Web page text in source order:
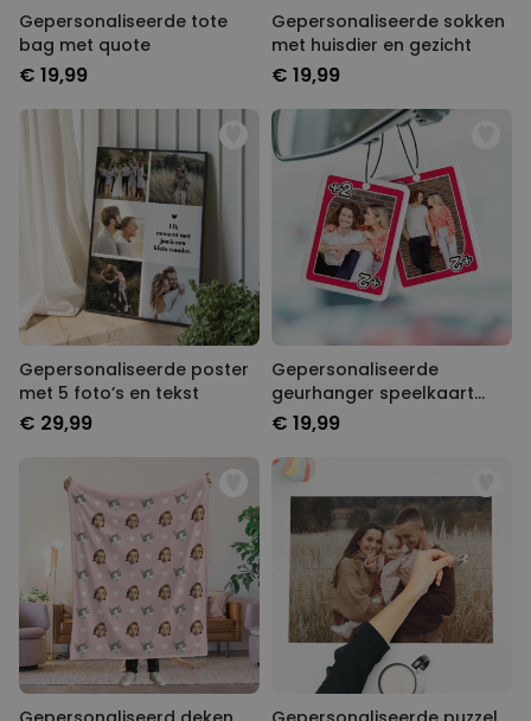
Gepersonaliseerde tote
bag met quote
€ 19,99
Gepersonaliseerde sokken
met huisdier en gezicht
€ 19,99
Gepersonaliseerde poster
met 5 foto’s en tekst
€ 29,99
Gepersonaliseerde
geurhanger speelkaart
met foto set van 2
€ 19,99